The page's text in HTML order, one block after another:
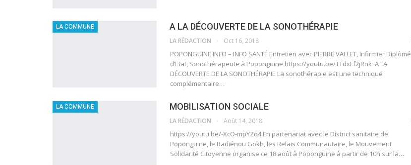
LA COMMUNE A LA DÉCOUVERTE DE LA SONOTHÉRAPIE
LA RÉDACTION Oct 16, 2018
POPONGUINE INFO – INFO SANTÉ Entretien avec PIERRE VALLET, Infirmier Diplômé
d’Etat, Sonothérapeute à Poponguine https://youtu.be/TTdxFf2jRnk A LA
DÉCOUVERTE DE LA SONOTHÉRAPIE La sonothérapie est une technique
complémentaire…
LA COMMUNE MOBILISATION SOCIALE
LA RÉDACTION Août 14, 2018
https://youtu.be/-XcO-mpYZq4 En partenariat avec le District sanitaire de
Poponguine, le Badiénou Gokh, les Relais Communautaire, le Mouvement
Solidarité Citoyenne organise ce 18 août à Poponguine à partir de 10h sur la…